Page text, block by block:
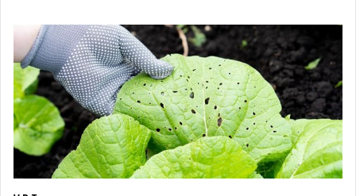
priporočajo vrhunski tuji vrtnarski strokovnjaki.